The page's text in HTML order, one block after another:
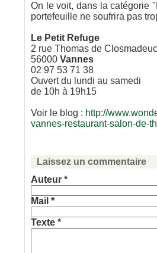
On le voit, dans la catégorie
portefeuille ne soufrira pas
Le Petit Refuge
2 rue Thomas de Closmadeuc
56000 Vannes
02 97 53 71 38
Ouvert du lundi au samedi
de 10h à 19h15
Voir le blog : http://
vannes-restaurant-salon-de-
Laissez un commentaire
Auteur *
Mail *
Texte *